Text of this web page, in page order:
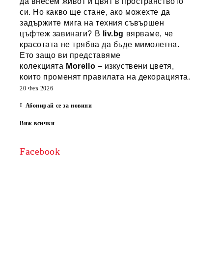
си. Но какво ще стане, ако можехте да
задържите мига на техния съвършен
цъфтеж завинаги? В
liv.bg вярваме, че
красотата не трябва да бъде мимолетна.
Ето защо ви представяме
колекцията Morello – изкуствени цветя,
които променят правилата на декорацията.
20 Фев 2026
Абонирай се за новини
Виж всички
Facebook